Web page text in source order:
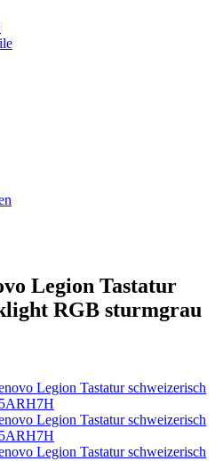
Legion Tastatur
RGB sturmgrau